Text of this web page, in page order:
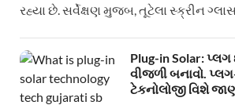
રહ્યા છે. સર્વેક્ષણ મુજબ, તૂટેલા સ્ક્રીન
Plug-in Solar:
વીજળી બનાવો.
ટેકનોલોજી વિશે